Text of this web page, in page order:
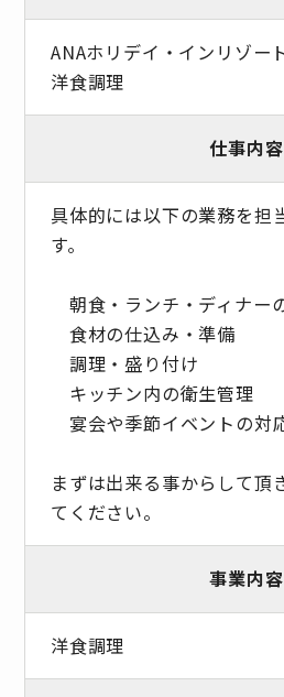
ANAホリデイ・インリゾー
洋食調理
仕事内容
具体的には以下の業務を担
す。
朝食・ランチ・ディナー
食材の仕込み・準備
調理・盛り付け
キッチン内の衛生管理
宴会や季節イベントの対
まずは出来る事からして頂
てください。
事業内容
洋食調理